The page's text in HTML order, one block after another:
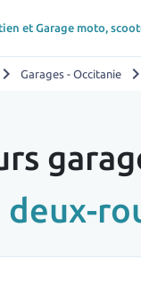
et Garage moto,
chevron_right Garages - Occitanie chevron_right